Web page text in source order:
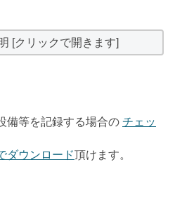
[クリックで開きます]
備等を記録する場合の チェッ
ダウンロード頂けます。